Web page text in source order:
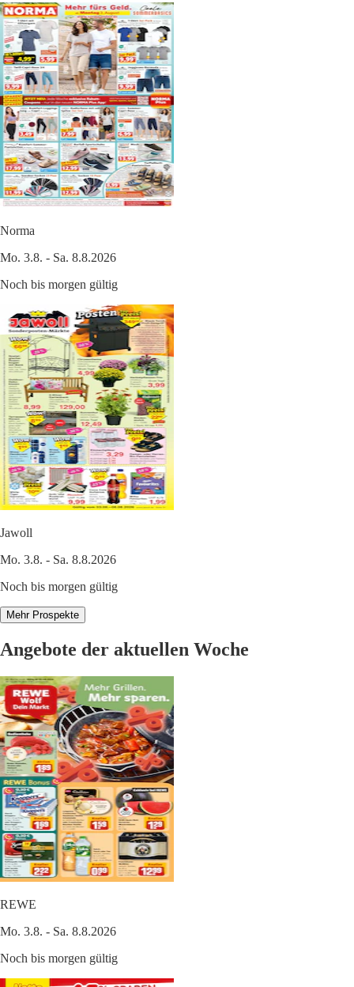
Norma
Mo. 3.8. - Sa. 8.8.2026
Noch bis morgen gültig
Jawoll
Mo. 3.8. - Sa. 8.8.2026
Noch bis morgen gültig
Mehr Prospekte
Angebote der aktuellen Woche
REWE
Mo. 3.8. - Sa. 8.8.2026
Noch bis morgen gültig